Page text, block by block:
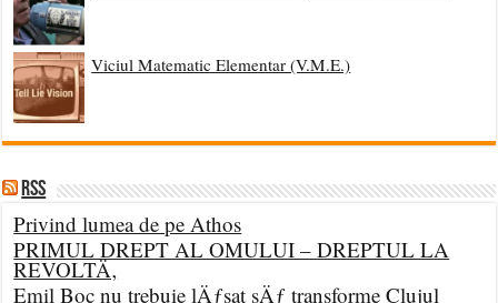
Viciul Matematic Elementar (V.M.E.)
RSS
Privind lumea de pe Athos
PRIMUL DREPT AL OMULUI – DREPTUL LA
REVOLTÄ‚
Emil Boc nu trebuie lÄƒsat sÄƒ transforme Clujul